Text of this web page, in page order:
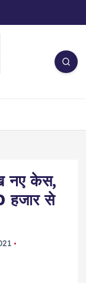
नए केस,
हजार से